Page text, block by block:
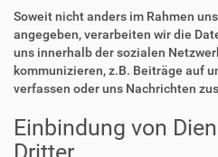
Soweit nicht anders im Rahmen
angegeben, verarbeiten wir die
uns innerhalb der sozialen
kommunizieren, z.B. Beiträge auf
verfassen oder uns Nachrichten
Einbindung von